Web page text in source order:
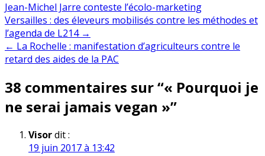
Jean-Michel Jarre conteste l’écolo-marketing
Navigation
de
l’article
Versailles : des éleveurs mobilisés contre les méthodes et
l’agenda de L214 →
← La Rochelle : manifestation d’agriculteurs contre le
retard des aides de la PAC
38 commentaires sur “« Pourquoi je
ne serai jamais vegan »”
Visordit :
19 juin 2017 à 13:42